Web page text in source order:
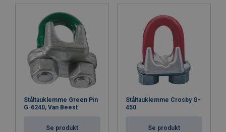
Ståltauklemme Green Pin
G-6240, Van Beest
Se produkt
Ståltauklemme Crosby G-
450
Se produkt